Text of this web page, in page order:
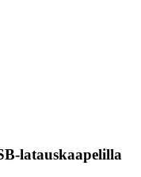
latauskaapelilla